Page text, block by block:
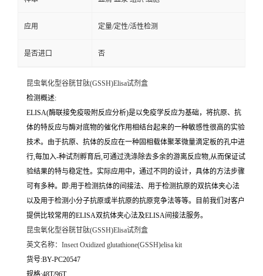
应用 定量/定性/活性检测
是否进口 否
昆虫氧化型谷胱甘肽(GSSH)Elisa试剂盒
检测概述:
ELISA(酶联接免疫吸附反应分析)是以免疫学反应为基础，将抗原、抗
体的特反应与酶对底物的催化作用相结台起来的一种敏感性很高的实验
技术。由于抗原、抗体的反应在一种固相载体聚苯微量滴定板的孔中进
行,每加入-种试剂孵育后,可通过洗涤除去多余的游离反应物,从而保证试
验结果的特与稳定性。实际应用中，通过不同的设计，具体的方法步骤
可有多种。即:用于检测抗体的间接法、用于检测抗原的双抗体夹心法
以及用于检测小分子抗原或半抗原的抗原竞争法等等。目前我们对客户
提供比较常用的ELISA双抗体夹心法及ELISA间接法服务。
昆虫氧化型谷胱甘肽(GSSH)Elisa试剂盒
英文名称： Insect Oxidized glutathione(GSSH)elisa kit
货号:BY-PC20547